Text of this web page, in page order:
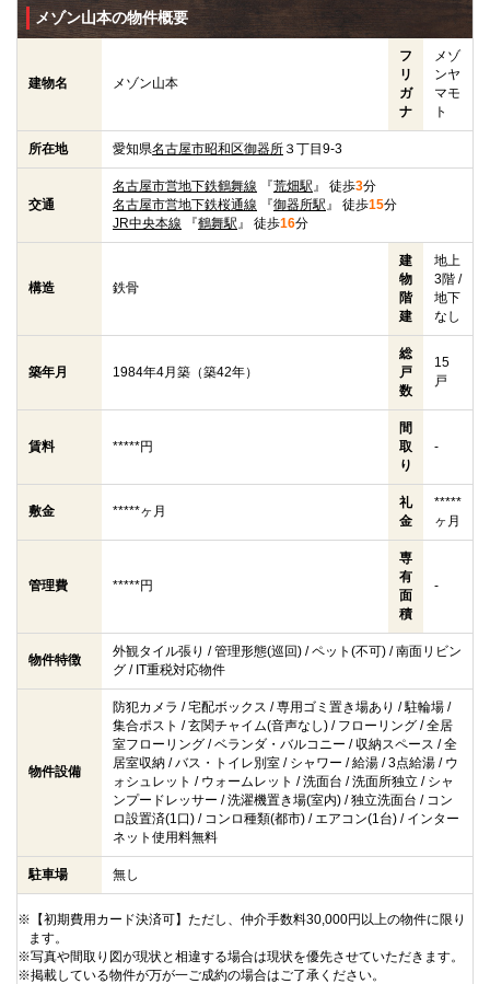
メゾン山本の物件概要
建物名 メゾン山本
フ
リ
ガ
ナ
メゾ
ンヤ
マモ
ト
所在地 愛知県名古屋市昭和区御器所 ３丁目9-3
交通
名古屋市営地下鉄鶴舞線 『荒畑駅』 徒歩3分
名古屋市営地下鉄桜通線 『御器所駅』 徒歩15分
JR中央本線 『鶴舞駅』 徒歩16分
構造 鉄骨
建
物
階
建
地上
3階 /
地下
なし
築年月 1984年4月築（築42年）
総
戸
数
15
戸
賃料 *****円
間
取
り
-
敷金 *****ヶ月
礼
金
*****
ヶ月
管理費 *****円
専
有
面
積
-
物件特徴
外観タイル張り / 管理形態(巡回) / ペット(不可) / 南面リビン
グ / IT重税対応物件
物件設備
防犯カメラ / 宅配ボックス / 専用ゴミ置き場あり / 駐輪場 /
集合ポスト / 玄関チャイム(音声なし) / フローリング / 全居
室フローリング / ベランダ・バルコニー / 収納スペース / 全
居室収納 / バス・トイレ別室 / シャワー / 給湯 / 3点給湯 / ウ
ォシュレット / ウォームレット / 洗面台 / 洗面所独立 / シャ
ンプードレッサー / 洗濯機置き場(室内) / 独立洗面台 / コン
ロ設置済(1口) / コンロ種類(都市) / エアコン(1台) / インター
ネット使用料無料
駐車場 無し
※【初期費用カード決済可】ただし、仲介手数料30,000円以上の物件に限り
ます。
※写真や間取り図が現状と相違する場合は現状を優先させていただきます。
※掲載している物件が万が一ご成約の場合はご了承ください。